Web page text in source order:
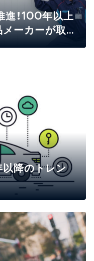
！100年以上
ーカーが取
降のトレン